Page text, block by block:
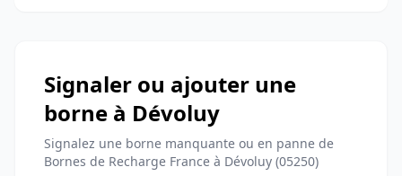
Signaler ou ajouter une
borne à Dévoluy
Signalez une borne manquante ou en panne de
Bornes de Recharge France à Dévoluy (05250)